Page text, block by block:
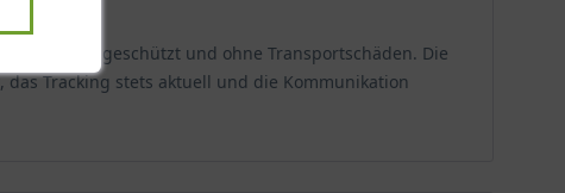
bestens geschützt und ohne Transportschäden. Die
Tracking stets aktuell und die Kommunikation